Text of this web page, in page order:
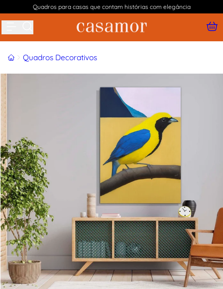
Quadros para casas que contam histórias com elegância
InícioQuadros Decorativos